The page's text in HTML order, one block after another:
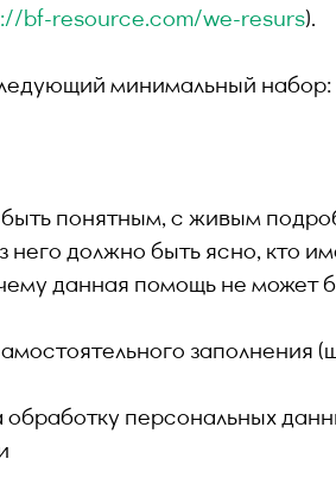
bf-resource.com/we-resurs).
минимальный набор:
понятным, с живым
него должно быть ясно, кто
данная помощь не может
заполнения
персональных